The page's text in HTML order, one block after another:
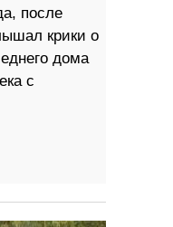
после
крики о
дома
с